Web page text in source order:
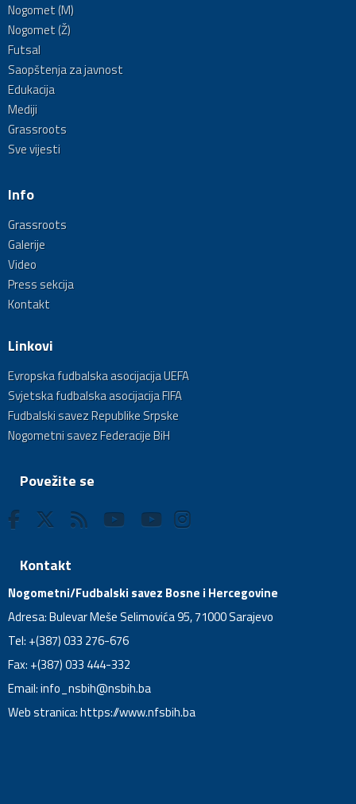
Nogomet (M)
Nogomet (Ž)
Futsal
Saopštenja za javnost
Edukacija
Mediji
Grassroots
Sve vijesti
Info
Grassroots
Galerije
Video
Press sekcija
Kontakt
Linkovi
Evropska fudbalska asocijacija UEFA
Svjetska fudbalska asocijacija FIFA
Fudbalski savez Republike Srpske
Nogometni savez Federacije BiH
Povežite se
Kontakt
Nogometni/Fudbalski savez Bosne i Hercegovine
Adresa: Bulevar Meše Selimovića 95, 71000 Sarajevo
Tel: +(387) 033 276-676
Fax: +(387) 033 444-332
Email:info_nsbih@nsbih.ba
Web stranica: https://www.nfsbih.ba